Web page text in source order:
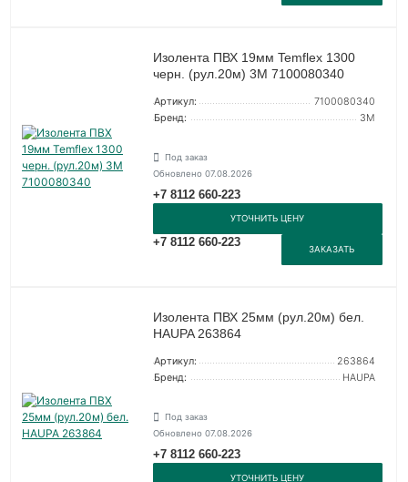
Изолента ПВХ 19мм Temflex 1300
черн. (рул.20м) 3М 7100080340
Артикул:
7100080340
Бренд:
3М
Под заказ
Обновлено 07.08.2026
+7 8112 660-223
УТОЧНИТЬ ЦЕНУ
+7 8112 660-223
ЗАКАЗАТЬ
Изолента ПВХ 25мм (рул.20м) бел.
HAUPA 263864
Артикул:
263864
Бренд:
HAUPA
Под заказ
Обновлено 07.08.2026
+7 8112 660-223
УТОЧНИТЬ ЦЕНУ